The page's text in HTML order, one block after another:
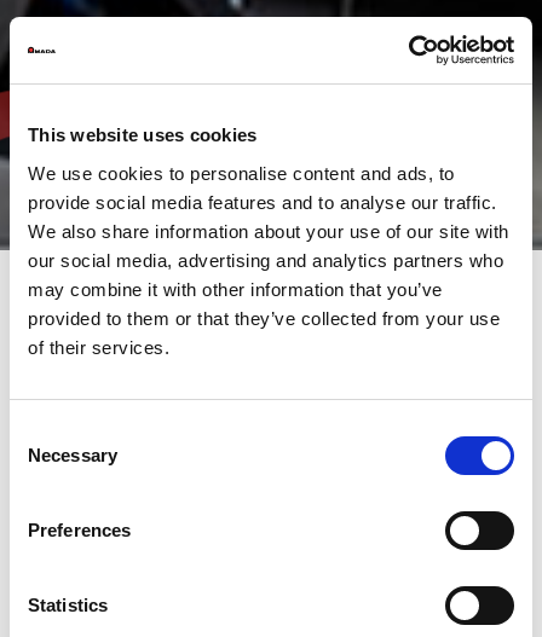
This website uses cookies
We use cookies to personalise content and ads, to
provide social media features and to analyse our traffic.
We also share information about your use of our site with
our social media, advertising and analytics partners who
may combine it with other information that you’ve
provided to them or that they’ve collected from your use
of their services.
Selection
Necessary
Preferences
Statistics
Gama de soluciones completa
procesado de chapa metálica
AMADA ofrece soluciones a medida para un procesamiento de
láminas de metal eficiente y flexible. Nuestra gama de productos
incluye todas las tecnologías: cortado láser, punzonado,
Para completar la gama de soluciones que ofrecemos, AMADA
también proporciona opciones de automatización, diseñadas